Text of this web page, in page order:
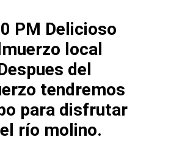
local
del
tendremos
para disfrutar
río molino.